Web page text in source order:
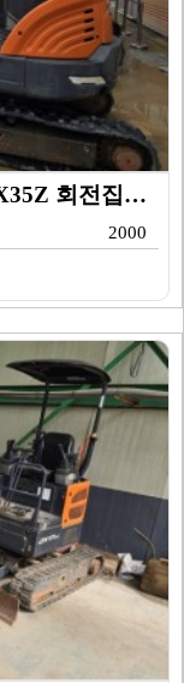
두산/굴삭기/3.5톤 미니굴삭기/DX35Z 회전집게/2…
2000